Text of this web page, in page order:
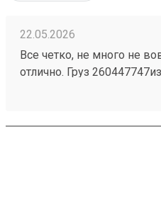
22.05.2026
Все четко, не много не
отлично. Груз
погрузить . 4 звёзды